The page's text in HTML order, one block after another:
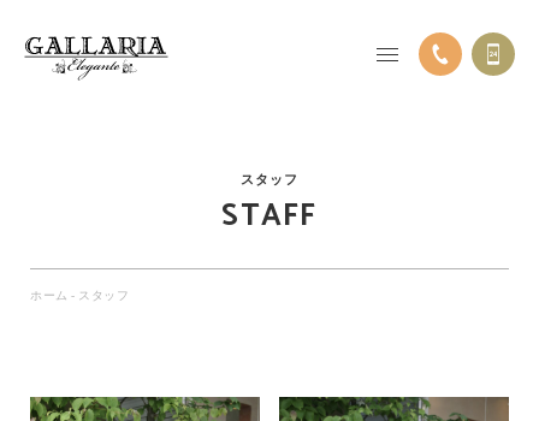
スタッフ
STAFF
ホーム - スタッフ